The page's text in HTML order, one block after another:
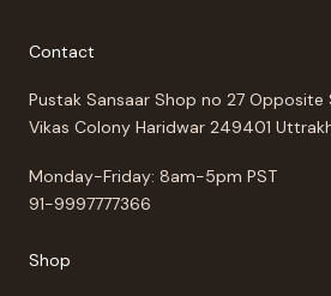
Contact
Pustak Sansaar Shop no 27
Vikas Colony Haridwar 249401
Monday-Friday: 8am-5pm PST
91-9997777366
Shop